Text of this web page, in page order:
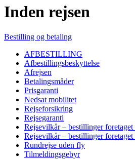
Inden rejsen
Bestilling og betaling
AFBESTILLING
Afbestillingsbeskyttelse
Afrejsen
Betalingsmåder
Prisgaranti
Nedsat mobilitet
Rejseforsikring
Rejsegaranti
Rejsevilkår – bestillinger
Rejsevilkår – bestillinger
Rundrejse uden fly
Tilmeldingsgebyr